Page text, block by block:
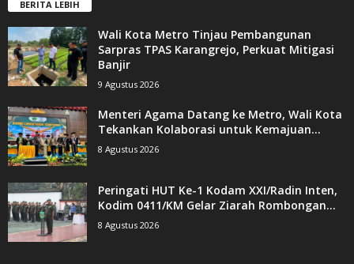
BERITA LEBIH
Wali Kota Metro Tinjau Pembangunan
Sarpras TPAS Karangrejo, Perkuat Mitigasi
Banjir
9 Agustus 2026
Menteri Agama Datang ke Metro, Wali Kota
Tekankan Kolaborasi untuk Kemajuan...
8 Agustus 2026
Peringati HUT Ke-1 Kodam XXI/Radin Inten,
Kodim 0411/KM Gelar Ziarah Rombongan...
8 Agustus 2026